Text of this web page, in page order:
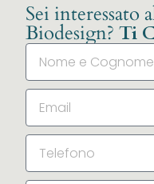
Sei interessato
Biodesign? Ti